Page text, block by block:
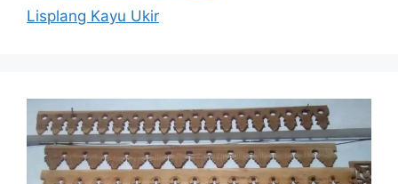
Lisplang Kayu Ukir